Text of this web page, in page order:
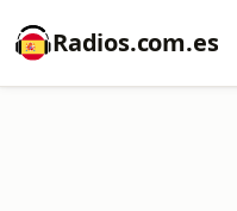
Radios.com.es